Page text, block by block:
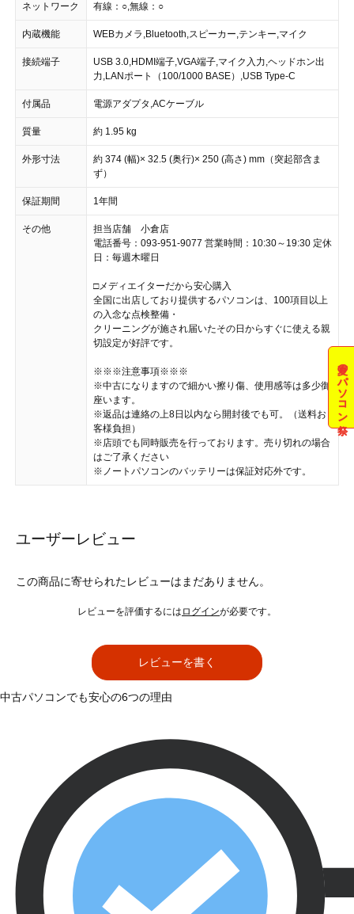
ネットワーク 有線：○,無線：○
内蔵機能 WEBカメラ,Bluetooth,スピーカー,テンキー,マイク
接続端子
USB 3.0,HDMI端子,VGA端子,マイク入力,ヘッドホン出
力,LANポート（100/1000 BASE）,USB Type-C
付属品 電源アダプタ,ACケーブル
質量 約 1.95 kg
外形寸法
約 374 (幅)× 32.5 (奥行)× 250 (高さ) mm（突起部含ま
ず）
保証期間 1年間
その他
担当店舗 小倉店
電話番号：093-951-9077 営業時間：10:30～19:30 定休
日：毎週木曜日
□メディエイターだから安心購入
全国に出店しており提供するパソコンは、100項目以上
の入念な点検整備・
クリーニングが施され届いたその日からすぐに使える親
切設定が好評です。
※※※注意事項※※※
※中古になりますので細かい擦り傷、使用感等は多少御
座います。
※返品は連絡の上8日以内なら開封後でも可。（送料お
客様負担）
※店頭でも同時販売を行っております。売り切れの場合
はご了承ください
※ノートパソコンのバッテリーは保証対応外です。
ユーザーレビュー
この商品に寄せられたレビューはまだありません。
レビューを評価するには ログインが必要です。
レビューを書く
夏のパソコン祭
中古パソコンでも安心の6つの理由